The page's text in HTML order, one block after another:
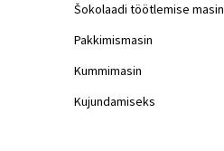
Šokolaadi töötlemise masin
Pakkimismasin
Kummimasin
Kujundamiseks